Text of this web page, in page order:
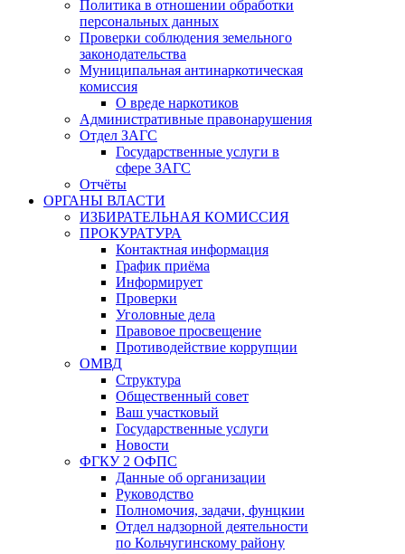
Политика в отношении обработки
персональных данных
Проверки соблюдения земельного
законодательства
Муниципальная антинаркотическая
комиссия
О вреде наркотиков
Административные правонарушения
Отдел ЗАГС
Государственные услуги в
сфере ЗАГС
Отчёты
ОРГАНЫ ВЛАСТИ
ИЗБИРАТЕЛЬНАЯ КОМИССИЯ
ПРОКУРАТУРА
Контактная информация
График приёма
Информирует
Проверки
Уголовные дела
Правовое просвещение
Противодействие коррупции
ОМВД
Структура
Общественный совет
Ваш участковый
Государственные услуги
Новости
ФГКУ 2 ОФПС
Данные об организации
Руководство
Полномочия, задачи, фунцкии
Отдел надзорной деятельности
по Кольчугинскому району